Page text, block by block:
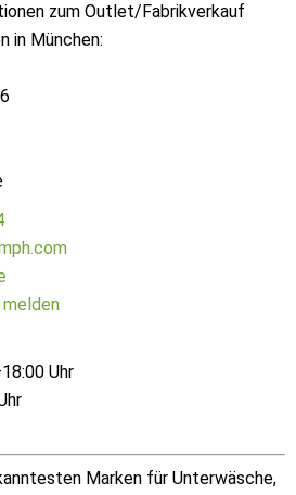
zum Outlet/Fabrikverkauf
in München:
melden
Uhr
Marken für Unterwäsche,